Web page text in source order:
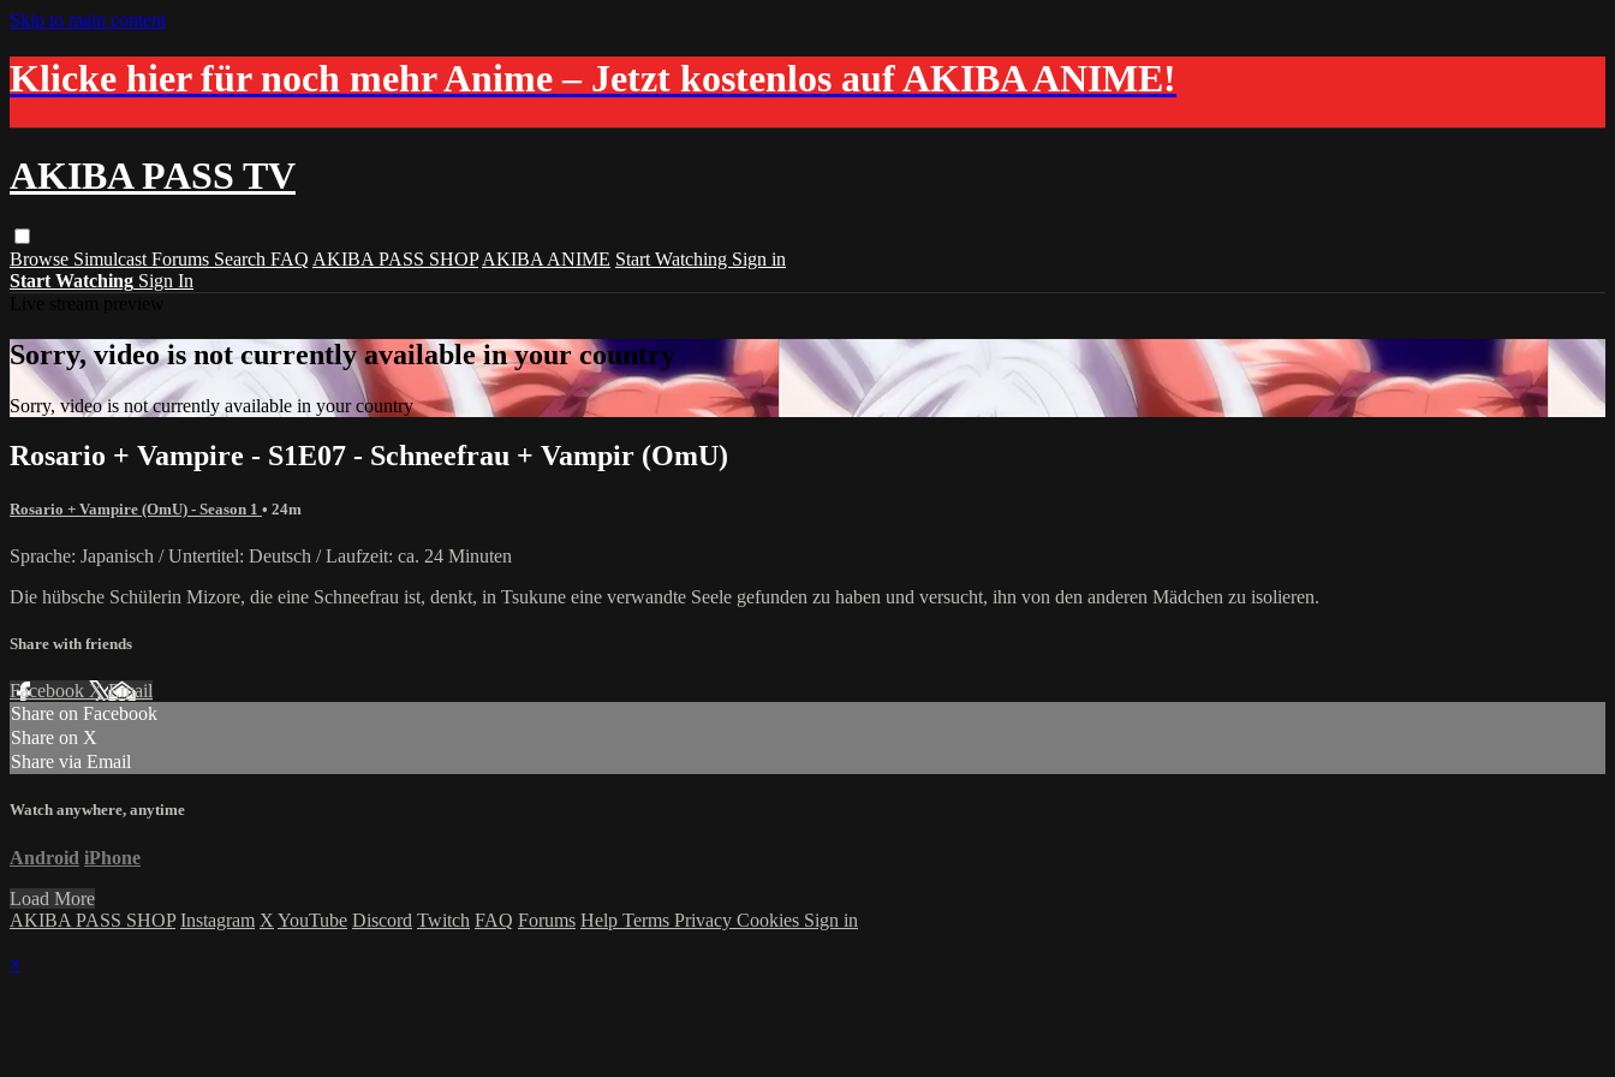
Skip to main content
Klicke hier für noch mehr Anime – Jetzt kostenlos auf AKIBA ANIME!
AKIBA PASS TV
Browse Simulcast Forums Search FAQ AKIBA PASS SHOP AKIBA ANIME Start Watching Sign in
Start Watching Sign In
Sorry, video is not currently available in your country
Sorry, video is not currently available in your country
Rosario + Vampire - S1E07 - Schneefrau + Vampir (OmU)
Rosario + Vampire (OmU) - Season 1 • 24m
Sprache: Japanisch / Untertitel: Deutsch / Laufzeit: ca. 24 Minuten
Die hübsche Schülerin Mizore, die eine Schneefrau ist, denkt, in Tsukune eine verwandte Seele gefunden zu haben und versucht, ihn von den anderen Mädchen zu isolieren.
Share with friends
Facebook XEmail
Share on Facebook
Share on X
Share via Email
Watch anywhere, anytime
Android iPhone
Load More
AKIBA PASS SHOP Instagram X YouTube Discord Twitch FAQ Forums Help Terms Privacy Cookies Sign in
×